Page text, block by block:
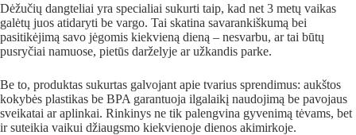
Dėžučių dangteliai yra specialiai sukurti taip, kad net 3 metų vaikas
galėtų juos atidaryti be vargo. Tai skatina savarankiškumą bei
pasitikėjimą savo jėgomis kiekvieną dieną – nesvarbu, ar tai būtų
pusryčiai namuose, pietūs darželyje ar užkandis parke.
Be to, produktas sukurtas galvojant apie tvarius sprendimus: aukštos
kokybės plastikas be BPA garantuoja ilgalaikį naudojimą be pavojaus
sveikatai ar aplinkai. Rinkinys ne tik palengvina gyvenimą tėvams, bet
ir suteikia vaikui džiaugsmo kiekvienoje dienos akimirkoje.